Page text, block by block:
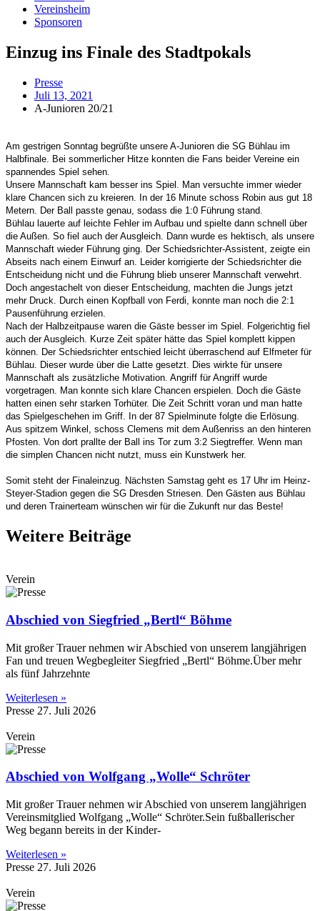
Vereinsheim
Sponsoren
Einzug ins Finale des Stadtpokals
Presse
Juli 13, 2021
A-Junioren 20/21
Am gestrigen Sonntag begrüßte unsere A-Junioren die SG Bühlau im
Halbfinale. Bei sommerlicher Hitze konnten die Fans beider Vereine ein
spannendes Spiel sehen.
Unsere Mannschaft kam besser ins Spiel. Man versuchte immer wieder
klare Chancen sich zu kreieren. In der 16 Minute schoss Robin aus gut 18
Metern. Der Ball passte genau, sodass die 1:0 Führung stand.
Bühlau lauerte auf leichte Fehler im Aufbau und spielte dann schnell über
die Außen. So fiel auch der Ausgleich. Dann wurde es hektisch, als unsere
Mannschaft wieder Führung ging. Der Schiedsrichter-Assistent, zeigte ein
Abseits nach einem Einwurf an. Leider korrigierte der Schiedsrichter die
Entscheidung nicht und die Führung blieb unserer Mannschaft verwehrt.
Doch angestachelt von dieser Entscheidung, machten die Jungs jetzt
mehr Druck. Durch einen Kopfball von Ferdi, konnte man noch die 2:1
Pausenführung erzielen.
Nach der Halbzeitpause waren die Gäste besser im Spiel. Folgerichtig fiel
auch der Ausgleich. Kurze Zeit später hätte das Spiel komplett kippen
können. Der Schiedsrichter entschied leicht überraschend auf Elfmeter für
Bühlau. Dieser wurde über die Latte gesetzt. Dies wirkte für unsere
Mannschaft als zusätzliche Motivation. Angriff für Angriff wurde
vorgetragen. Man konnte sich klare Chancen erspielen. Doch die Gäste
hatten einen sehr starken Torhüter. Die Zeit Schritt voran und man hatte
das Spielgeschehen im Griff. In der 87 Spielminute folgte die Erlösung.
Aus spitzem Winkel, schoss Clemens mit dem Außenriss an den hinteren
Pfosten. Von dort prallte der Ball ins Tor zum 3:2 Siegtreffer. Wenn man
die simplen Chancen nicht nutzt, muss ein Kunstwerk her.
Somit steht der Finaleinzug. Nächsten Samstag geht es 17 Uhr im Heinz-
Steyer-Stadion gegen die SG Dresden Striesen. Den Gästen aus Bühlau
und deren Trainerteam wünschen wir für die Zukunft nur das Beste!
Weitere Beiträge
Verein
Abschied von Siegfried „Bertl“ Böhme
Mit großer Trauer nehmen wir Abschied von unserem langjährigen
Fan und treuen Wegbegleiter Siegfried „Bertl“ Böhme.Über mehr
als fünf Jahrzehnte
Weiterlesen »
Presse 27. Juli 2026
Verein
Abschied von Wolfgang „Wolle“ Schröter
Mit großer Trauer nehmen wir Abschied von unserem langjährigen
Vereinsmitglied Wolfgang „Wolle“ Schröter.Sein fußballerischer
Weg begann bereits in der Kinder-
Weiterlesen »
Presse 27. Juli 2026
Verein